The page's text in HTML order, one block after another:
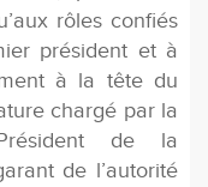
rôles confiés
président et à
à la tête du
chargé par la
de la
de l’autorité